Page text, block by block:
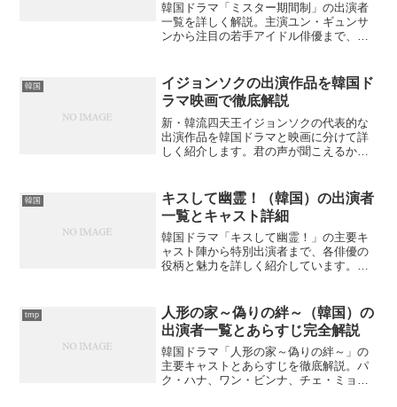
韓国ドラマ「ミスター期間制」の出演者
一覧を詳しく解説。主演ユン・ギュンサ
ンから注目の若手アイドル俳優まで、全
明？
韓国
イジョンソクの出演作品を韓国ド
ラマ映画で徹底解説
新・韓流四天王イジョンソクの代表的な
出演作品を韓国ドラマと映画に分けて詳
しく紹介します。君の声が聞こえるから
韓国
キスして幽霊！（韓国）の出演者
一覧とキャスト詳細
韓国ドラマ「キスして幽霊！」の主要キ
ャスト陣から特別出演者まで、各俳優の
役柄と魅力を詳しく紹介しています。テ
ャストは誰？
tmp
人形の家～偽りの絆～（韓国）の
出演者一覧とあらすじ完全解説
韓国ドラマ「人形の家～偽りの絆～」の
主要キャストとあらすじを徹底解説。パ
ク・ハナ、ワン・ビンナ、チェ・ミョン